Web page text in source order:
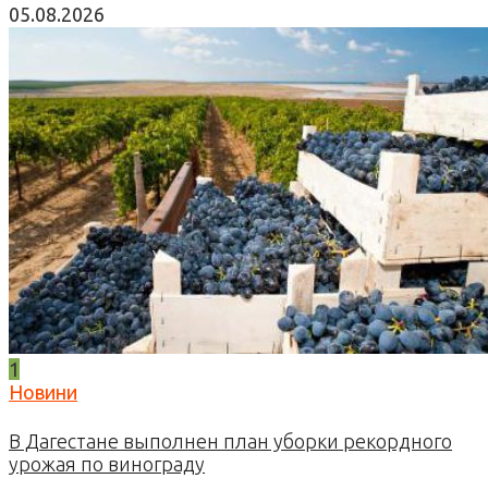
05.08.2026
1
Новини
В Дагестане выполнен план уборки рекордного
урожая по винограду